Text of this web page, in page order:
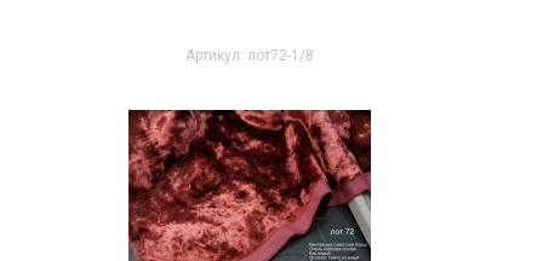
Артикул: лот72-1/8